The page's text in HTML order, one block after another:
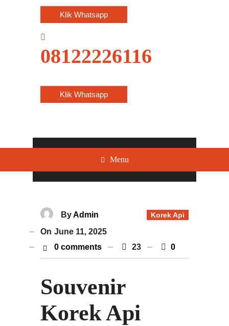
Klik Whatsapp
08122226116
Klik Whatsapp
Menu
Korek Api
ByAdmin
On June 11, 2025
0 comments
23 0
Souvenir
Korek Api